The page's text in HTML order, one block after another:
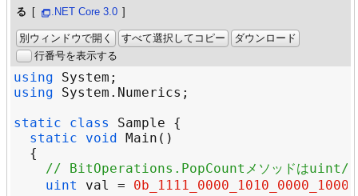
る
.NET Core 3.0
別ウィンドウで開く すべて選択してコピー
ダウンロード
行番号を表示する
using System
using
System . Numerics
static
class Sample
static
void Main
// BitOperations.PopCountメソッドはuint/
uint
val =